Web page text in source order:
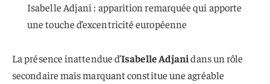
Isabelle Adjani : apparition remarquée qui apporte
une touche d’excentricité européenne
La présence inattendue d’Isabelle Adjanidans un rôle
secondaire mais marquant constitue une agréable